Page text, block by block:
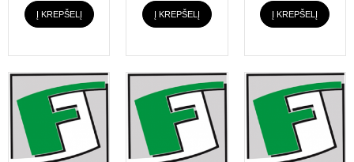
Į KREPŠELĮ Į KREPŠELĮ Į KREPŠELĮ